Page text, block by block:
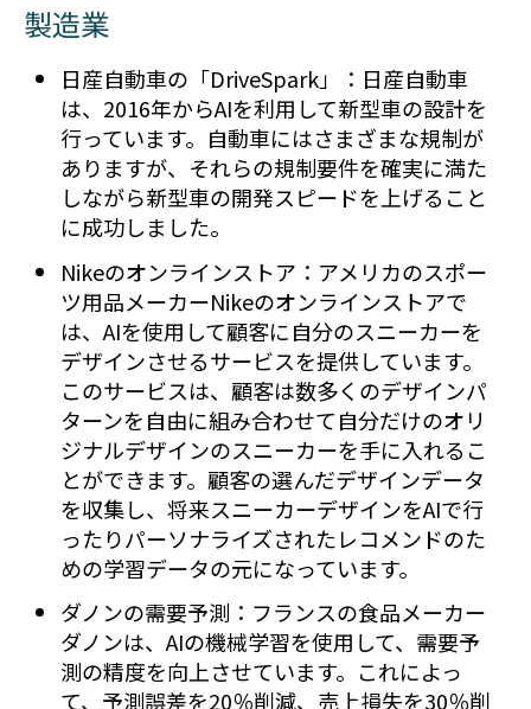
製造業
日産自動車の「DriveSpark」：日産自動車
は、2016年からAIを利用して新型車の設計を
行っています。自動車にはさまざまな規制が
ありますが、それらの規制要件を確実に満た
しながら新型車の開発スピードを上げること
に成功しました。
Nikeのオンラインストア：アメリカのスポー
ツ用品メーカーNikeのオンラインストアで
は、AIを使用して顧客に自分のスニーカーを
デザインさせるサービスを提供しています。
このサービスは、顧客は数多くのデザインパ
ターンを自由に組み合わせて自分だけのオリ
ジナルデザインのスニーカーを手に入れるこ
とができます。顧客の選んだデザインデータ
を収集し、将来スニーカーデザインをAIで行
ったりパーソナライズされたレコメンドのた
めの学習データの元になっています。
ダノンの需要予測：フランスの食品メーカー
ダノンは、AIの機械学習を使用して、需要予
測の精度を向上させています。これによっ
て、予測誤差を20％削減、売上損失を30％削